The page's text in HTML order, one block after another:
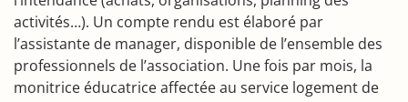
activités…). Un compte rendu est élaboré par
l’assistante de manager, disponible de l’ensemble des
professionnels de l’association. Une fois par mois, la
monitrice éducatrice affectée au service logement de